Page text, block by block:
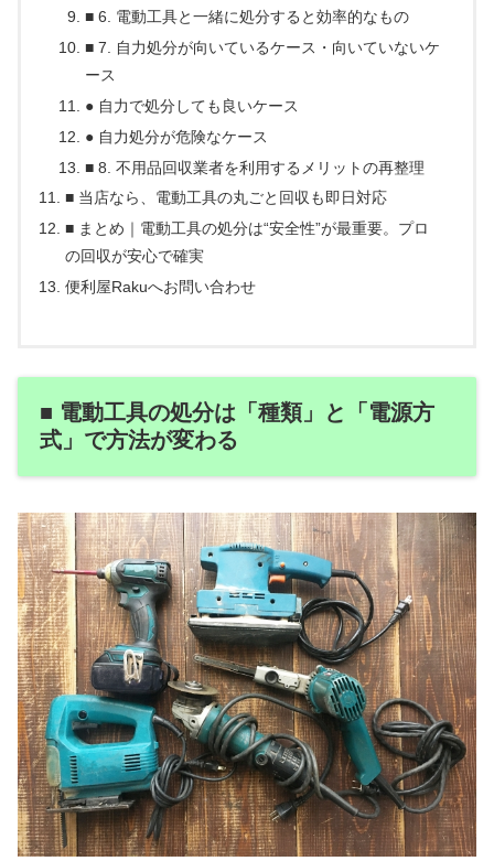
■ 6. 電動工具と一緒に処分すると効率的なもの
■ 7. 自力処分が向いているケース・向いていないケ
ース
● 自力で処分しても良いケース
● 自力処分が危険なケース
■ 8. 不用品回収業者を利用するメリットの再整理
■ 当店なら、電動工具の丸ごと回収も即日対応
■ まとめ｜電動工具の処分は“安全性”が最重要。プロ
の回収が安心で確実
便利屋Rakuへお問い合わせ
■ 電動工具の処分は「種類」と「電源方
式」で方法が変わる